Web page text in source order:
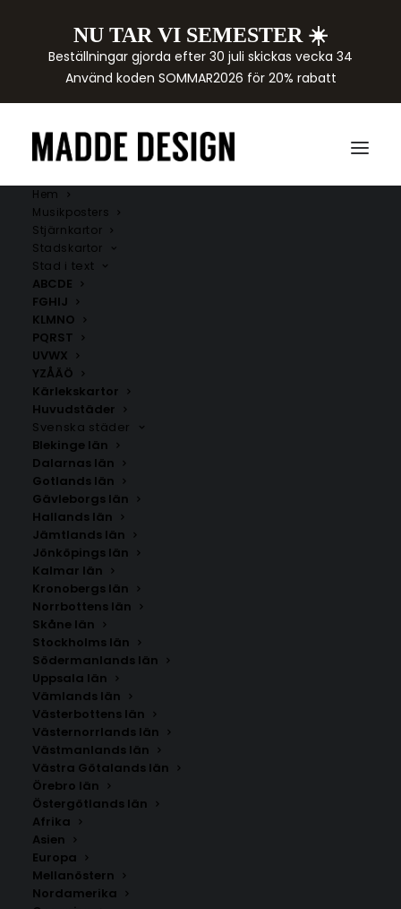
NU TAR VI SEMESTER ☀️
Beställningar gjorda efter 30 juli skickas vecka 34
Använd koden SOMMAR2026 för 20% rabatt
Hem
Musikposters
Stjärnkartor
Stadskartor
Stad i text
ABCDE
FGHIJ
KLMNO
PQRST
UVWX
YZÅÄÖ
Kärlekskartor
Huvudstäder
Svenska städer
Blekinge län
Dalarnas län
Gotlands län
Gävleborgs län
Hallands län
Jämtlands län
Jönköpings län
Kalmar län
Kronobergs län
Norrbottens län
Skåne län
Stockholms län
Södermanlands län
Uppsala län
Vämlands län
Västerbottens län
Västernorrlands län
Västmanlands län
Västra Götalands län
Örebro län
Östergötlands län
Afrika
Asien
Europa
Mellanöstern
Nordamerika
Sörby
Storlek
350.00kr